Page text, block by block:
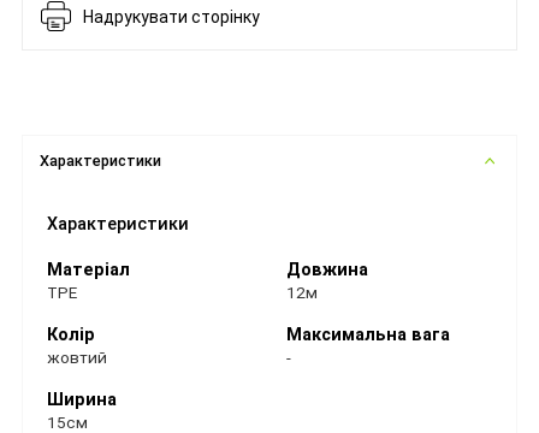
Надрукувати сторінку
Характеристики
Характеристики
Матеріал
ТРЕ
Колір
жовтий
Ширина
15см
Довжина
12м
Максимальна вага
-